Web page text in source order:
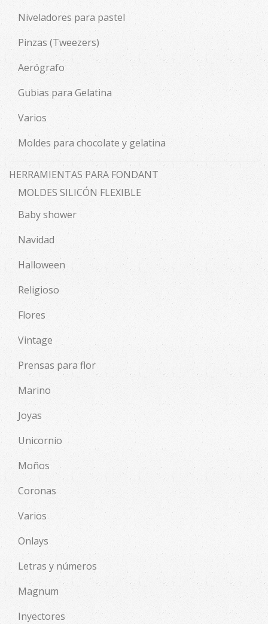
Niveladores para pastel
Pinzas (Tweezers)
Aerógrafo
Gubias para Gelatina
Varios
Moldes para chocolate y gelatina
HERRAMIENTAS PARA FONDANT
MOLDES SILICÓN FLEXIBLE
Baby shower
Navidad
Halloween
Religioso
Flores
Vintage
Prensas para flor
Marino
Joyas
Unicornio
Moños
Coronas
Varios
Onlays
Letras y números
Magnum
Inyectores